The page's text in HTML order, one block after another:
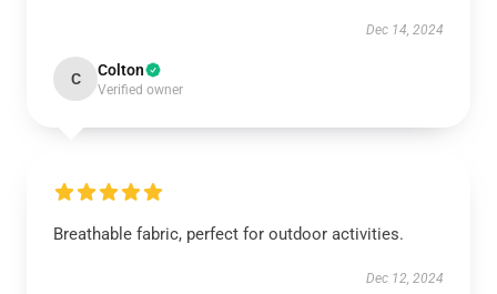
Dec 14, 2024
C Colton
Verified owner
Breathable fabric, perfect for outdoor activities.
Dec 12, 2024